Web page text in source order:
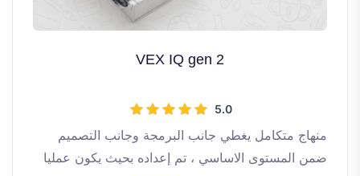
VEX IQ gen 2
5.0
منهاج متكامل يغطي جانب البرمجة وجانب التصميم
ضمن المستوى الاساسي ، تم إعداده بحيث يكون عمليا